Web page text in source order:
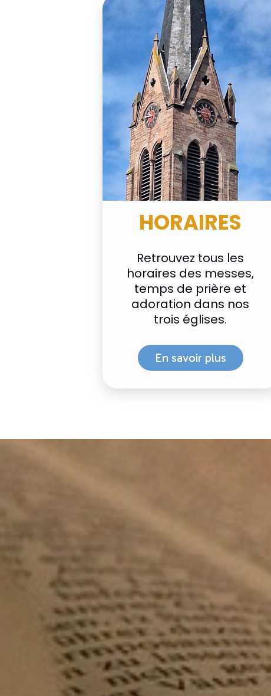
HORAIRES
Retrouvez tous les
horaires des messes,
temps de prière et
adoration dans nos
trois églises.
En savoir plus